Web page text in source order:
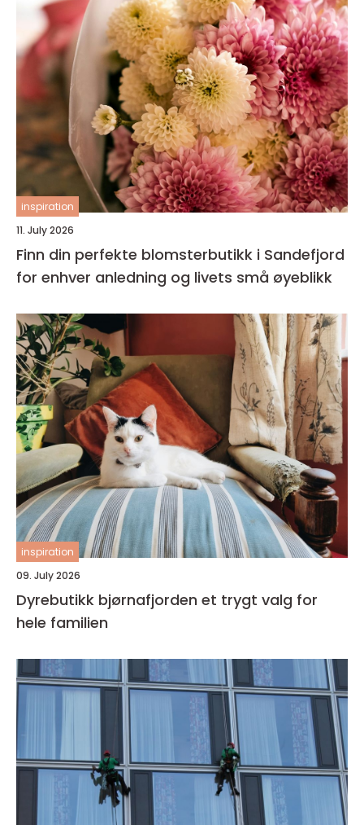
inspiration
11. July 2026
Finn din perfekte blomsterbutikk i Sandefjord
for enhver anledning og livets små øyeblikk
inspiration
09. July 2026
Dyrebutikk bjørnafjorden et trygt valg for
hele familien